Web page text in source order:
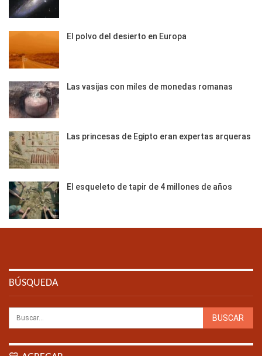
El polvo del desierto en Europa
Las vasijas con miles de monedas romanas
Las princesas de Egipto eran expertas arqueras
El esqueleto de tapir de 4 millones de años
BÚSQUEDA